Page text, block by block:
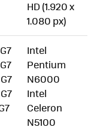
HD (1.920 x
1.080 px)
Intel
Pentium
N6000
Intel
Celeron
N5100